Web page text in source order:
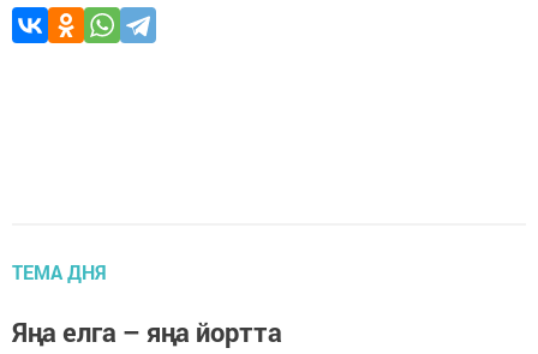
ТЕМА ДНЯ
Яңа елга – яңа йортта